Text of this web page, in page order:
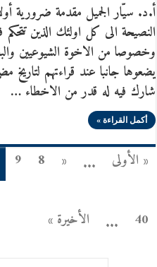
أ.د. سيّار الجميل مقدمة ضرورية
النصيحة الى كل اولئك الذين
وخصوصا من الاخوة الشيوعيين
يضعوها جانبا عند قراءتهم
شارك فيه له قدر من الاخطاء …
أكمل القراءة »
« الأولى ...
«
8
9
40
... الأخيرة »